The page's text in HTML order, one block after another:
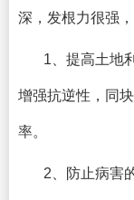
深，发根力很强
1、提高土地
增强抗逆性，同
率。
2、防止病害